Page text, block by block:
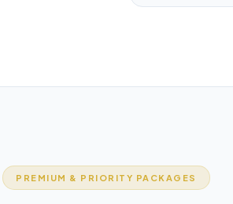
PREMIUM & PRIORITY PACKAGES